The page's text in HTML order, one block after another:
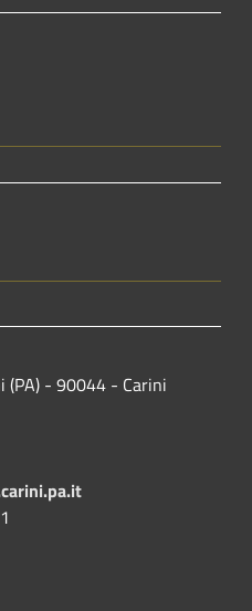
(PA) - 90044 - Carini